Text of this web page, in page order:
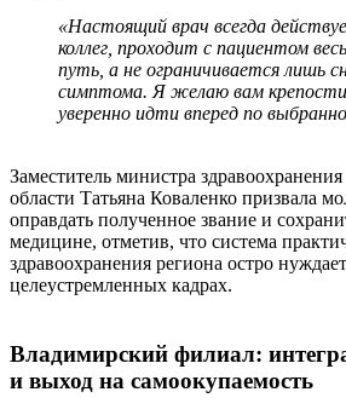
«Настоящий врач всегда
коллег, проходит с пациентом
путь, а не ограничивается лишь
симптома. Я желаю вам крепости
уверенно идти вперед по
Заместитель министра
области Татьяна Коваленко призвала
оправдать полученное звание и
медицине, отметив, что система
здравоохранения региона остро
целеустремленных кадрах.
Владимирский филиал:
и выход на самоокупаемость